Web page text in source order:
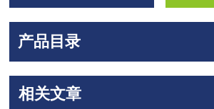
产品目录
相关文章